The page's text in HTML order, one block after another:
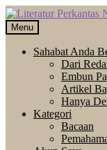
Skip
to
navigation
Langsung
ke
isi
Menu
Sahabat Anda
Dari
Embun
Artikel
Hanya
Kategori
Bacaan